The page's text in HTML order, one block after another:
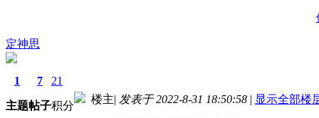
定神思
1
主题
7
帖子
21
积分
楼主| 发表于 2022-8-31 18:50:58 | 显示全部楼